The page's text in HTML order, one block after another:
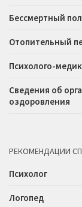
Бессмертный
Отопительный
Психолого-
Сведения об
оздоровления
РЕКОМЕНДАЦИИ
Психолог
Логопед